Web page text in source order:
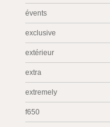
évents
exclusive
extérieur
extra
extremely
f650